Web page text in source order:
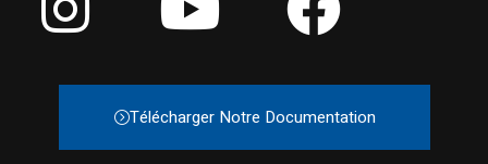
Télécharger Notre Documentation